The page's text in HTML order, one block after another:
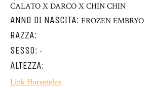
CALATO X DARCO X CHIN CHIN
ANNO DI NASCITA: FROZEN EMBRYO
RAZZA:
SESSO: -
ALTEZZA:
Link Horsetelex